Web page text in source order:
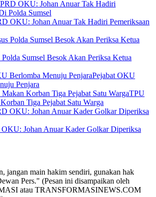
OKU: Johan Anuar Tak Hadiri Pemeriksaan
Sumsel Besok Akan Periksa Ketua
Pejabat OKU
Penjara
TPU
Tiga Pejabat Satu Warga
Johan Anuar Kader Golkar Diperiksa
jangan main hakim sendiri, gunakan hak
Pers." (Pesan ini disampaikan oleh
atau TRANSFORMASINEWS.COM